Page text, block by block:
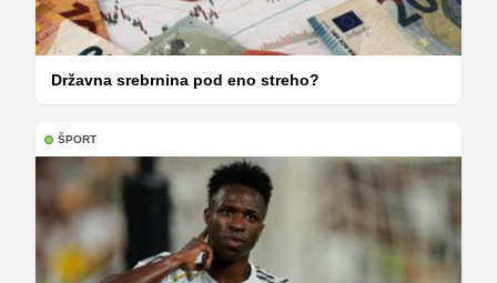
Državna srebrnina pod eno streho?
ŠPORT